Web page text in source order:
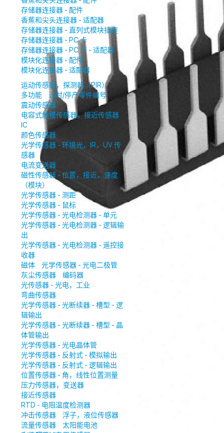
存储器连接器 - 配件
香蕉和尖头连接器 - 适配器
存储器连接器 - 直列式模块插座
存储器连接器 - PC 卡
存储器连接器 - PC 卡 - 适配器
模块化连接器 - 配件
模块化连接器 - 适配器
运动传感器，探测器（PIR）
多功能
过时/停产零件编号
震动传感器
电容式触摸传感器，接近传感器
IC
颜色传感器
光学传感器 - 环境光，IR，UV 传
感器
电流变送器
磁性传感器 - 位置，接近，速度
（模块）
光学传感器 - 测距
光学传感器 - 鼠标
光学传感器 - 光电检测器 - 单元
光学传感器 - 光电检测器 - 逻辑输
出
光学传感器 - 光电检测器 - 遥控接
收器
磁体
光学传感器 - 光电二极管
灰尘传感器
编码器
光传感器 - 光电，工业
弯曲传感器
光学传感器 - 光断续器 - 槽型 - 逻
辑输出
光学传感器 - 光断续器 - 槽型 - 晶
体管输出
光学传感器 - 光电晶体管
光学传感器 - 反射式 - 模拟输出
光学传感器 - 反射式 - 逻辑输出
位置传感器 - 角，线性位置测量
压力传感器，变送器
接近传感器
RTD - 电阻温度检测器
冲击传感器
浮子，液位传感器
流量传感器
太阳能电池